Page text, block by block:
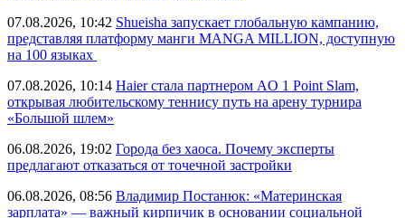
07.08.2026, 10:42 Shueisha запускает глобальную кампанию,
представляя платформу манги MANGA MILLION, доступную
на 100 языках
07.08.2026, 10:14 Haier стала партнером AO 1 Point Slam,
открывая любительскому теннису путь на арену турнира
«Большой шлем»
06.08.2026, 19:02 Города без хаоса. Почему эксперты
предлагают отказаться от точечной застройки
06.08.2026, 08:56 Владимир Постанюк: «Материнская
зарплата» — важный кирпичик в основании социальной